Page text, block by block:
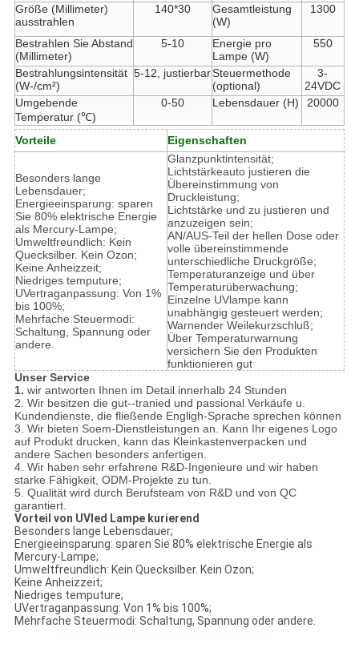
Größe (Millimeter)
ausstrahlen
140*30
Gesamtleistung
(W)
1300
Bestrahlen Sie Abstand
(Millimeter)
5-10
Energie pro
Lampe (W)
550
Bestrahlungsintensität
(W-/cm²)
5-12, justierbarSteuermethode
(optional)
3-
24VDC
Umgebende
Temperatur (℃)
0-50 Lebensdauer (H) 20000
Vorteile Eigenschaften
Besonders lange
Lebensdauer;
Energieeinsparung: sparen
Sie 80% elektrische Energie
als Mercury-Lampe;
Umweltfreundlich: Kein
Quecksilber. Kein Ozon;
Keine Anheizzeit;
Niedriges temputure;
UVertraganpassung: Von 1%
bis 100%;
Mehrfache Steuermodi:
Schaltung, Spannung oder
andere.
Glanzpunktintensität;
Lichtstärkeauto justieren die
Übereinstimmung von
Druckleistung;
Lichtstärke und zu justieren und
anzuzeigen sein;
AN/AUS-Teil der hellen Dose oder
volle übereinstimmende
unterschiedliche Druckgröße;
Temperaturanzeige und über
Temperaturüberwachung;
Einzelne UVlampe kann
unabhängig gesteuert werden;
Warnender Weilekurzschluß;
Über Temperaturwarnung
versichern Sie den Produkten
funktionieren gut
Unser Service
1. wir antworten Ihnen im Detail innerhalb 24 Stunden
2. Wir besitzen die gut--tranied und passional Verkäufe u.
Kundendienste, die fließende Engligh-Sprache sprechen können
3. Wir bieten Soem-Dienstleistungen an. Kann Ihr eigenes Logo
auf Produkt drucken, kann das Kleinkastenverpacken und
andere Sachen besonders anfertigen.
4. Wir haben sehr erfahrene R&D-Ingenieure und wir haben
starke Fähigkeit, ODM-Projekte zu tun.
5. Qualität wird durch Berufsteam von R&D und von QC
garantiert.
Vorteil von UVled Lampe kurierend
Besonders lange Lebensdauer;
Energieeinsparung: sparen Sie 80% elektrische Energie als
Mercury-Lampe;
Umweltfreundlich: Kein Quecksilber. Kein Ozon;
Keine Anheizzeit;
Niedriges temputure;
UVertraganpassung: Von 1% bis 100%;
Mehrfache Steuermodi: Schaltung, Spannung oder andere.